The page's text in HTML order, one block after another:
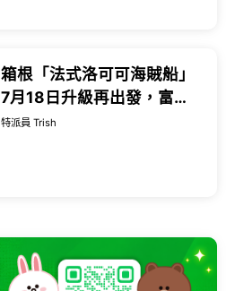
箱根「法式洛可可海賊船」
7月18日升級再出發，富士
山、水中鳥居、紅白宮廷風
特派員 Trish